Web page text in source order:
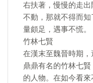
右扶著，慢慢的走
不動，那就不得而
量頗足，遇事不慌。
竹林七賢
在漢末至魏晉時期
鼎鼎有名的竹林七
的人物。在如今看